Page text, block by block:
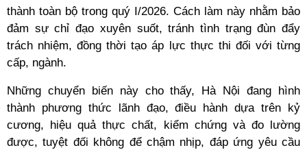
thành toàn bộ trong quý I/2026. Cách làm này nhằm bảo
đảm sự chỉ đạo xuyên suốt, tránh tình trạng đùn đẩy
trách nhiệm, đồng thời tạo áp lực thực thi đối với từng
cấp, ngành.
Những chuyển biến này cho thấy, Hà Nội đang hình
thành phương thức lãnh đạo, điều hành dựa trên kỷ
cương, hiệu quả thực chất, kiểm chứng và đo lường
được, tuyệt đối không để chậm nhịp, đáp ứng yêu cầu